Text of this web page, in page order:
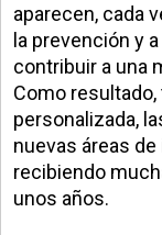
aparecen, cada
la prevención y
contribuir a una
Como
personalizada,
nuevas áreas
recibiendo
unos años.